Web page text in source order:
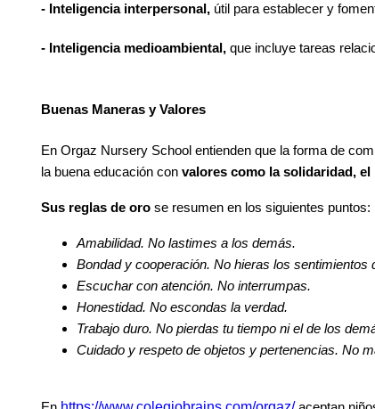
- Inteligencia interpersonal, útil para establecer y
- Inteligencia medioambiental, que incluye tareas
Buenas Maneras y Valores
En Orgaz Nursery School entienden que la forma de
la buena educación con valores como la solidaridad, el
Sus reglas de oro se resumen en los siguientes puntos:
Amabilidad. No lastimes a los demás.
Bondad y cooperación. No hieras los sentimientos
Escuchar con atención. No interrumpas.
Honestidad. No escondas la verdad.
Trabajo duro. No pierdas tu tiempo ni el de los
Cuidado y respeto de objetos y pertenencias. No